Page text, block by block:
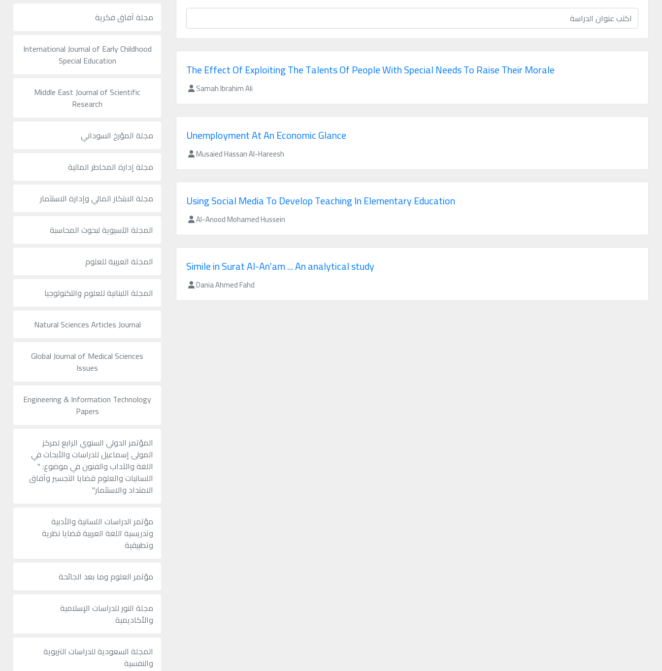
Mejsp.com
The Effect Of Exploiting The Talents Of People With Special Needs To Raise Their Morale
Samah Ibrahim Ali
Unemployment At An Economic Glance
Musaied Hassan Al-Hareesh
Using Social Media To Develop Teaching In Elementary Education
Al-Anood Mohamed Hussein
Simile in Surat Al-An'am ... An analytical study
Dania Ahmed Fahd
مجلة آفاق فكرية
International Journal of Early Childhood
Special Education
Middle East Journal of Scientific
Research
مجلة المؤرخ السوداني
مجلة إدارة المخاطر المالية
مجلة الابتكار المالي وإدارة الاستثمار
المجلة الآسيوية لبحوث المحاسبة
المجلة العربية للعلوم
المجلة اللبنانية للعلوم والتكنولوجيا
Natural Sciences Articles Journal
Global Journal of Medical Sciences
Issues
Engineering & Information Technology
Papers
المؤتمر الدولي السنوي الرابع لمركز
المولى إسماعيل للدراسات والأبحاث في
اللغة والآداب والفنون في موضوع: "
اللسانيات والعلوم قضايا التجسير وآفاق
الامتداد والاستثمار"
مؤتمر الدراسات اللسانية والأدبية
وتدريسية اللغة العربية قضايا نظرية
وتطبيقية
مؤتمر العلوم وما بعد الجائحة
مجلة النور للدراسات الإسلامية
والأكاديمية
المجلة السعودية للدراسات التربوية
والنفسية